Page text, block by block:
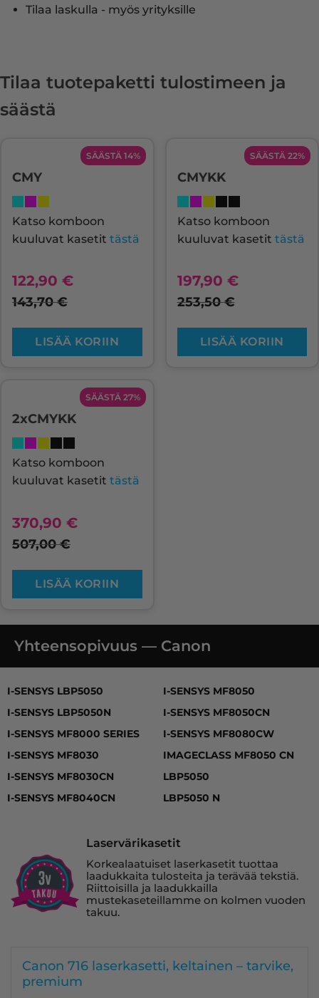
Tilaa laskulla - myös yrityksille
Tilaa tuotepaketti tulostimeen ja
säästä
SÄÄSTÄ 14%
CMY
Katso komboon
kuuluvat kasetit tästä
122,90 €
143,70€
LISÄÄ KORIIN
SÄÄSTÄ 22%
CMYKK
Katso komboon
kuuluvat kasetit tästä
197,90 €
253,50€
LISÄÄ KORIIN
SÄÄSTÄ 27%
2xCMYKK
Katso komboon
kuuluvat kasetit tästä
370,90 €
507,00€
LISÄÄ KORIIN
Yhteensopivuus — Canon
I-SENSYS LBP5050
I-SENSYS LBP5050N
I-SENSYS MF8000 SERIES
I-SENSYS MF8030
I-SENSYS MF8030CN
I-SENSYS MF8040CN
I-SENSYS MF8050
I-SENSYS MF8050CN
I-SENSYS MF8080CW
IMAGECLASS MF8050 CN
LBP5050
LBP5050 N
Laservärikasetit
Korkealaatuiset laserkasetit tuottaa
laadukkaita tulosteita ja terävää tekstiä.
Riittoisilla ja laadukkailla
mustekaseteillamme on kolmen vuoden
takuu.
Canon 716 laserkasetti, keltainen – tarvike,
premium